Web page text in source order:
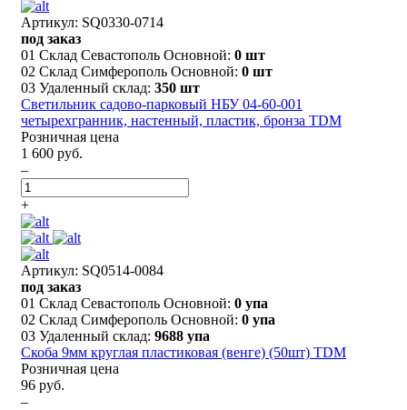
Артикул: SQ0330-0714
под заказ
01 Склад Севастополь Основной: 0 шт
02 Склад Симферополь Основной: 0 шт
03 Удаленный склад: 350 шт
Светильник садово-парковый НБУ 04-60-001
четырехгранник, настенный, пластик, бронза TDM
Розничная цена
1 600 руб.
–
+
Артикул: SQ0514-0084
под заказ
01 Склад Севастополь Основной: 0 упа
02 Склад Симферополь Основной: 0 упа
03 Удаленный склад: 9688 упа
Скоба 9мм круглая пластиковая (венге) (50шт) TDM
Розничная цена
96 руб.
–